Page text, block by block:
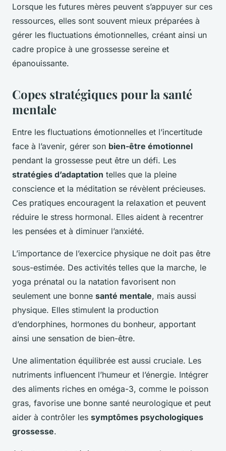
Lorsque les futures mères peuvent s’appuyer sur ces
ressources, elles sont souvent mieux préparées à
gérer les fluctuations émotionnelles, créant ainsi un
cadre propice à une grossesse sereine et
épanouissante.
Copes stratégiques pour la santé
mentale
Entre les fluctuations émotionnelles et l’incertitude
face à l’avenir, gérer son bien-être émotionnel
pendant la grossesse peut être un défi. Les
stratégies d’adaptation telles que la pleine
conscience et la méditation se révèlent précieuses.
Ces pratiques encouragent la relaxation et peuvent
réduire le stress hormonal. Elles aident à recentrer
les pensées et à diminuer l’anxiété.
L’importance de l’exercice physique ne doit pas être
sous-estimée. Des activités telles que la marche, le
yoga prénatal ou la natation favorisent non
seulement une bonne santé mentale, mais aussi
physique. Elles stimulent la production
d’endorphines, hormones du bonheur, apportant
ainsi une sensation de bien-être.
Une alimentation équilibrée est aussi cruciale. Les
nutriments influencent l’humeur et l’énergie. Intégrer
des aliments riches en oméga-3, comme le poisson
gras, favorise une bonne santé neurologique et peut
aider à contrôler les symptômes psychologiques
grossesse.